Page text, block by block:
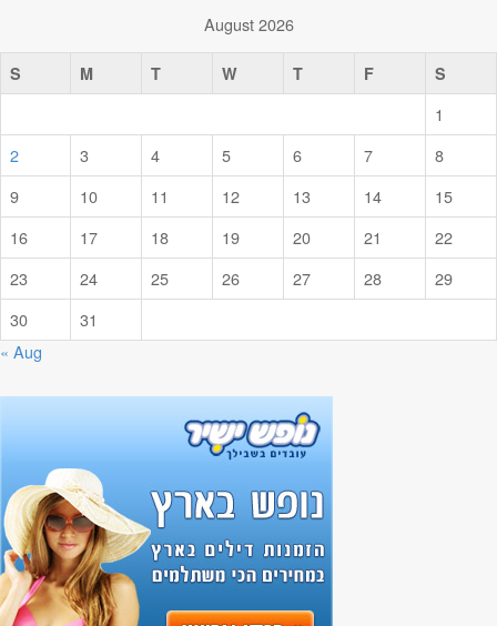
August 2026
S M T W T F S
1
2
3 4 5 6 7
8
9
10 11 12 13 14
15
16
17 18 19 20 21
22
23
24 25 26 27 28
29
30
31
« Aug